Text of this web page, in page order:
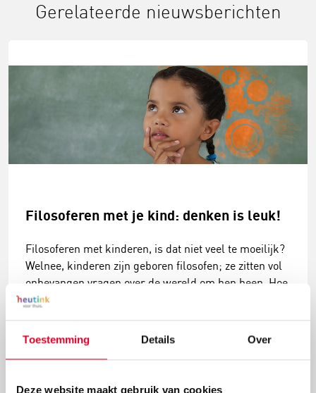
Toestemming Details Over
Deze website maakt gebruik van cookies
Gerelateerde nieuwsberichten
Filosoferen met je kind: denken is leuk!
Filosoferen met kinderen, is dat niet veel te moeilijk?
Welnee, kinderen zijn geboren filosofen; ze zitten vol
onbevangen vragen over de wereld om hen heen. Hoe
weet je dat je wakker bent? Is geld op de bank wel
antwoord is. Wil je zelf het gesprek starten, kies dan
een vraag uit onze filosofische vragen top-10.